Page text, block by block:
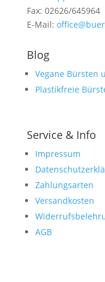
Fax: 02626/645964
E-Mail:
Blog
Vegane Bürsten
Plastikfreie
Service & Info
Impressum
Zahlungsarten
Versandkosten
AGB